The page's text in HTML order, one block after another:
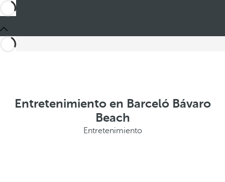
Entretenimiento en Barceló Bávaro
Beach
Entretenimiento